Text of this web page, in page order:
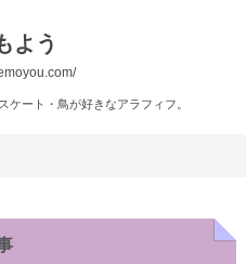
よう
ケート・鳥が好きなアラフィフ。